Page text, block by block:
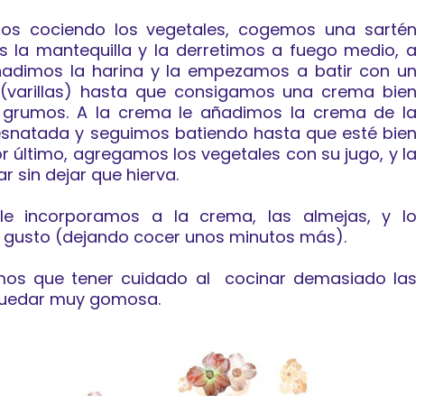
cociendo los vegetales, cogemos una sartén
la mantequilla y la derretimos a fuego medio, a
la harina y la empezamos a batir con un
hasta que consigamos una crema bien
A la crema le añadimos la crema de la
y seguimos batiendo hasta que esté bien
último, agregamos los vegetales con su jugo, y la
sin dejar que hierva.
le incorporamos a la crema, las almejas, y lo
(dejando cocer unos minutos más).
que tener cuidado al cocinar demasiado las
muy gomosa.